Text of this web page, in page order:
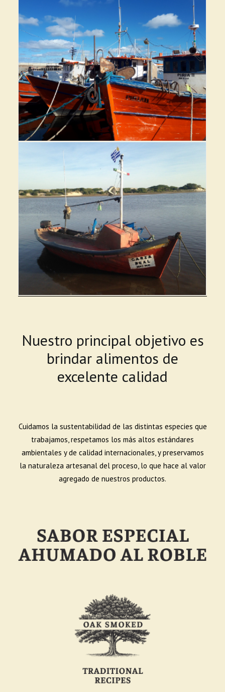
Nuestro principal objetivo es
brindar alimentos de
excelente calidad
Cuidamos la sustentabilidad de las distintas especies que
trabajamos, respetamos los más altos estándares
ambientales y de calidad internacionales, y preservamos
la naturaleza artesanal del proceso, lo que hace al valor
agregado de nuestros productos.